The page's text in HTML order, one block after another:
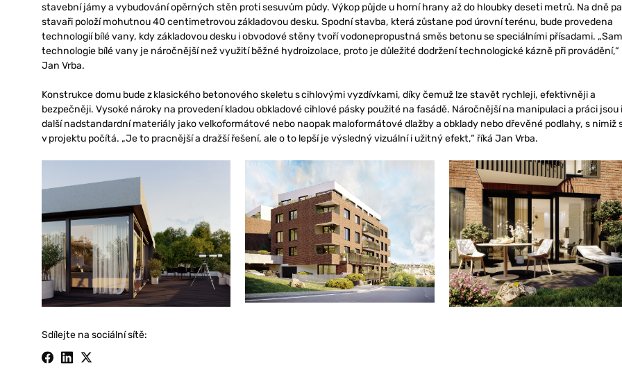
stavební jámy a vybudování opěrných stěn proti sesuvům půdy. Výkop půjde u horní hrany až do hloubky deseti metrů. Na dně
stavaři položí mohutnou 40 centimetrovou základovou desku. Spodní stavba, která zůstane pod úrovní terénu, bude provedena
technologií bílé vany, kdy základovou desku i obvodové stěny tvoří vodonepropustná směs betonu se speciálními přísadami.
technologie bílé vany je náročnější než využití běžné hydroizolace, proto je důležité dodržení technologické kázně při provádění,“
Jan Vrba.
Konstrukce domu bude z klasického betonového skeletu s cihlovými vyzdívkami, díky čemuž lze stavět rychleji, efektivněji a
bezpečněji. Vysoké nároky na provedení kladou obkladové cihlové pásky použité na fasádě. Náročnější na manipulaci a práci jsou i
další nadstandardní materiály jako velkoformátové nebo naopak maloformátové dlažby a obklady nebo dřevěné podlahy, s nimiž
v projektu počítá. „Je to pracnější a dražší řešení, ale o to lepší je výsledný vizuální i užitný efekt,“ říká Jan Vrba.
Sdílejte na sociální sítě: